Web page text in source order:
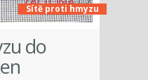
Sítě proti hmyzu
do